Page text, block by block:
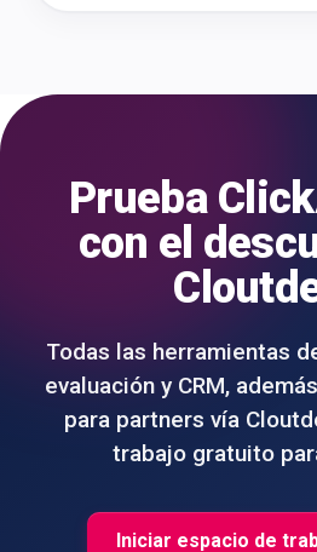
Prueba
con el
Todas las herramientas
evaluación y CRM,
para partners vía
trabajo gratuito
Iniciar espacio de